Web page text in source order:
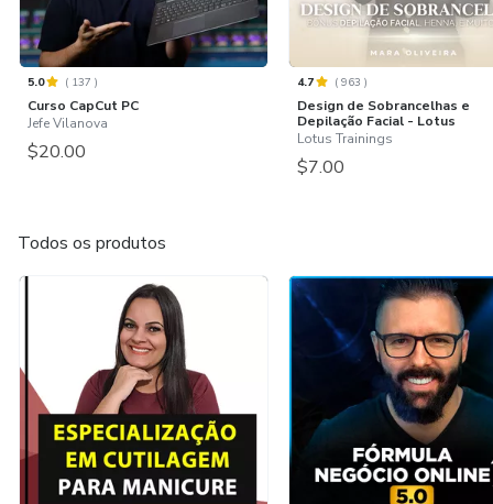
5.0 ( 137 )
Curso CapCut PC
Jefe Vilanova
$20.00
4.7 (963 )
Design de Sobrancelhas e
Depilação Facial - Lotus
Lotus Trainings
$7.00
Todos os produtos